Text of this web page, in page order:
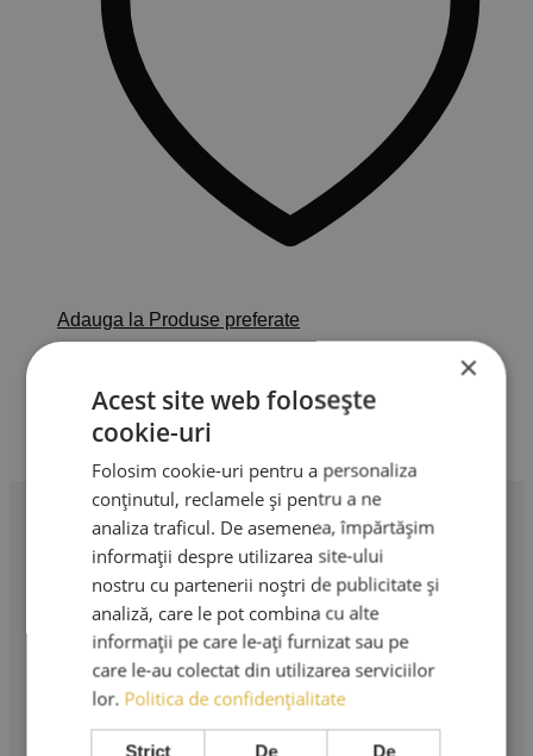
Adauga la Produse preferate
Fantasy Lash Art
Profesionalism în extensii de gene. Produse premium,
instrumente profesionale și cursuri de specialitate.
AMA LASHES SRL
Sediu social: București
Strada Murgeni nr. 5
CUI: RO 36508671
×
Acest site web folosește
cookie-uri
Folosim cookie-uri pentru a personaliza
conținutul, reclamele și pentru a ne
analiza traficul. De asemenea, împărtășim
informații despre utilizarea site-ului
nostru cu partenerii noștri de publicitate și
analiză, care le pot combina cu alte
informații pe care le-ați furnizat sau pe
care le-au colectat din utilizarea serviciilor
lor. Politica de confidențialitate
Strict
De
De